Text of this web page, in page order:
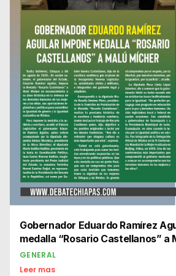
Gobernador Eduardo Ramírez
medalla “Rosario Castellanos” a
GENERAL
Leer mas